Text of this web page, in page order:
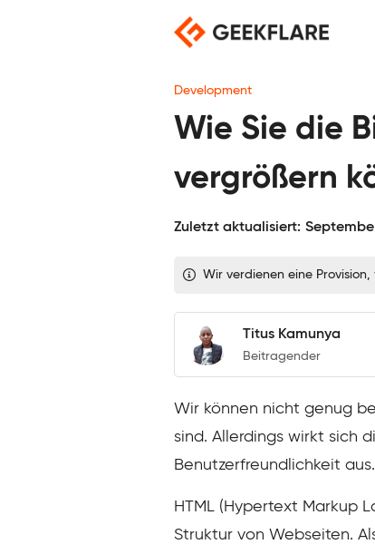
Development
Wie Sie die
vergrößern
Zuletzt aktualisiert:
Wir verdienen eine
Titus Kamunya
Beitragender
Wir können nicht genug
sind. Allerdings wirkt sich
Benutzerfreundlichkeit aus.
HTML (Hypertext Markup
Struktur von Webseiten.